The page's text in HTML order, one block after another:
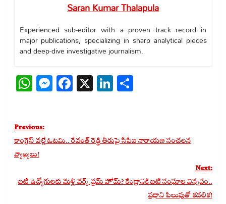
Saran Kumar Thalapula
Experienced sub-editor with a proven track record in
major publications, specializing in sharp analytical pieces
and deep-dive investigative journalism.
WhatsApp
Messenger
Facebook
X LinkedIn
Share
Post
navigation
Previous:
కాంగ్రెస్ వల్లే ఓటమి.. రేవంత్ రెడ్డి తీరుపై సీపీఐ నారాయణ సంచలన
వ్యాఖ్యలు!
Next:
ఐటీ ఉద్యోగులకు మళ్లీ వర్క్ ఫ్రమ్ హోమ్? కేంద్రానికి ఐటీ సంఘాల విన్నపం..
ప్రధాని పిలుపుతో కదలిక!